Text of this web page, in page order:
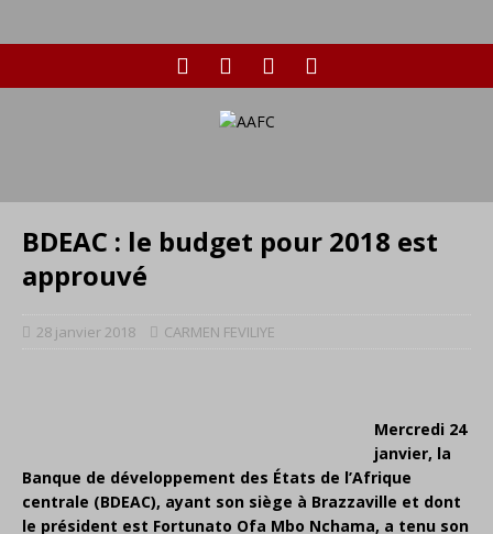
BDEAC : le budget pour 2018 est
approuvé
28 janvier 2018 CARMEN FEVILIYE
Mercredi 24
janvier, la
Banque de développement des États de l’Afrique
centrale (BDEAC), ayant son siège à Brazzaville et dont
le président est Fortunato Ofa Mbo Nchama, a tenu son